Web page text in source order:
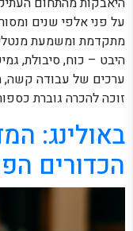
על פני אלפי שנים
מתקדמת ומשמעת
היבט – כוח, סיבולת,
ערכים של עבודה קשה,
זוכה להכרה גוברת
באולינג:
הכדורים